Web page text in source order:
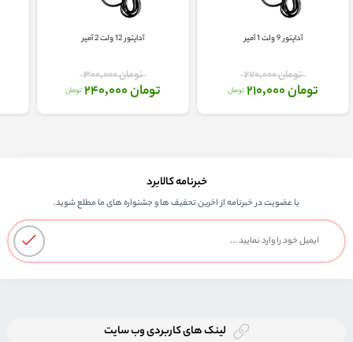
آداپتور 9 ولت 1 آمپر
تومان 270,000
تومان 210,000 تومان
آداپتور 12 ولت 2 آمپر
تومان 300,000
تومان 240,000 تومان
خبرنامه کالابرد
با عضویت در خبرنامه از اخرین تحفیف ها و جشنواره های ما مطلع شوید.
لینک های کاربردی وب سایت